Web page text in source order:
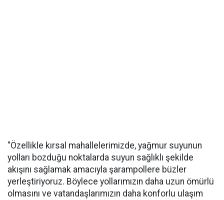
"Özellikle kırsal mahallelerimizde, yağmur suyunun
yolları bozduğu noktalarda suyun sağlıklı şekilde
akışını sağlamak amacıyla şarampollere büzler
yerleştiriyoruz. Böylece yollarımızın daha uzun ömürlü
olmasını ve vatandaşlarımızın daha konforlu ulaşım